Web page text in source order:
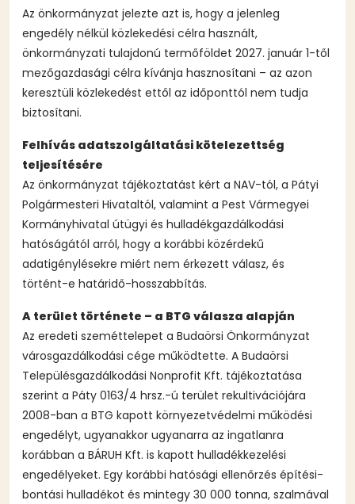
Az önkormányzat jelezte azt is, hogy a jelenleg
engedély nélkül közlekedési célra használt,
önkormányzati tulajdonú termőföldet 2027. január 1-től
mezőgazdasági célra kívánja hasznosítani – az azon
keresztüli közlekedést ettől az időponttól nem tudja
biztosítani.
Felhívás adatszolgáltatási kötelezettség
teljesítésére
Az önkormányzat tájékoztatást kért a NAV-tól, a Pátyi
Polgármesteri Hivataltól, valamint a Pest Vármegyei
Kormányhivatal útügyi és hulladékgazdálkodási
hatóságától arról, hogy a korábbi közérdekű
adatigénylésekre miért nem érkezett válasz, és
történt-e határidő-hosszabbítás.
A terület története – a BTG válasza alapján
Az eredeti szeméttelepet a Budaörsi Önkormányzat
városgazdálkodási cége működtette. A Budaörsi
Településgazdálkodási Nonprofit Kft. tájékoztatása
szerint a Páty 0163/4 hrsz.-ú terület rekultivációjára
2008-ban a BTG kapott környezetvédelmi működési
engedélyt, ugyanakkor ugyanarra az ingatlanra
korábban a BÁRUH Kft. is kapott hulladékkezelési
engedélyeket. Egy korábbi hatósági ellenőrzés építési-
bontási hulladékot és mintegy 30 000 tonna, szalmával